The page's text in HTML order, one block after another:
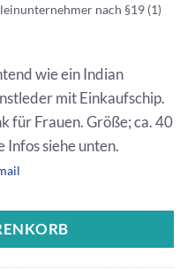
nach §19 (1)
wie ein Indian
mit Einkaufschip.
für Frauen. Größe; ca. 40
Infos siehe unten.